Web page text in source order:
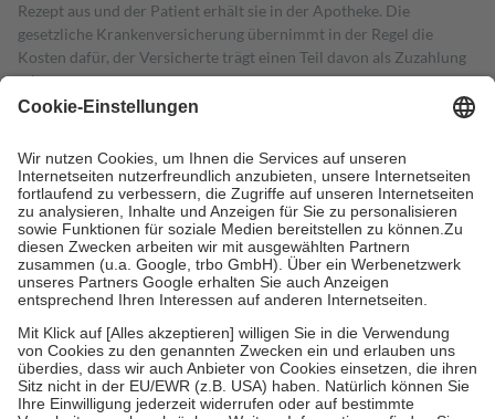
Rezept aus und der Patient erhält sie in der Apotheke. Die
gesetzliche Krankenversicherung übernimmt in der Regel die
Kosten dafür, der Versicherte trägt einen Teil davon als Zuzahlung
mit.
Grundsätzlich leisten Mitglieder Zuzahlungen in Höhe von zehn
höchstens zehn Euro.
Es sind jedoch nie mehr als die tatsächlichen
Kosten der Leistung zu entrichten.
Diese Regeln gelten grundsätzlich auch für Online-Apotheken.
Bei Heilmitteln und häuslicher Krankenpflege beträgt die
Zuzahlung zehn Prozent der Kosten sowie zehn Euro je
Verordnung.
Um das Engagement der Versicherten für ihre eigene Gesundheit zu
stärken und die besondere Stellung der Familie zu unterstützen,
fallenkeine Zuzahlungenan bei:
• Kindern und Jugendlichen bis zum vollendeten 18. Lebensjahr
mit Ausnahme der Fahrkosten
• Untersuchungen zur Vorsorge und Früherkennung, die von der